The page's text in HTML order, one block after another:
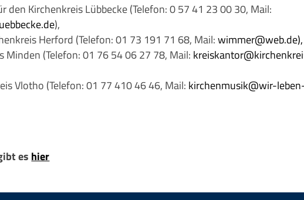
den Kirchenkreis Lübbecke (Telefon: 0 57 41 23 00 30, Mail:
),
Herford (Telefon: 01 73 191 71 68, Mail:wimmer@web.de),
Minden (Telefon: 01 76 54 06 27 78, Mail:
Vlotho (Telefon: 01 77 410 46 46, Mail: kirchenmusik@wir-
es hier